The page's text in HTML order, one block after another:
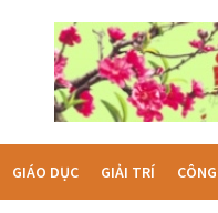
GIÁO DỤC GIẢI TRÍ